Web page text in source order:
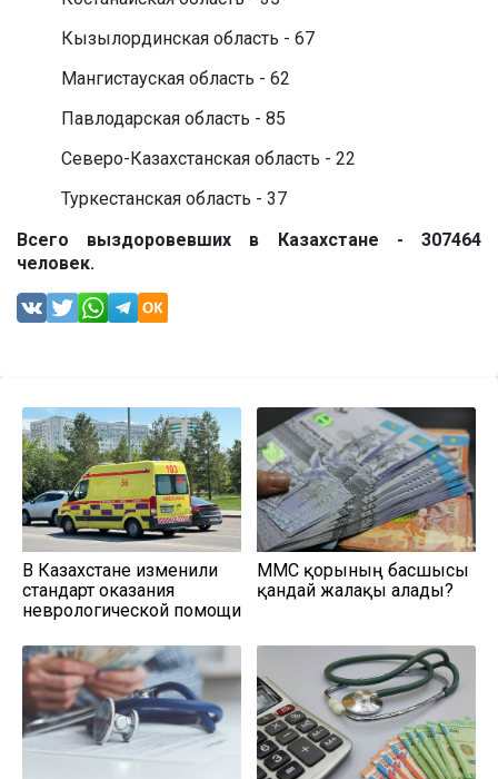
Кызылординская область - 67
Мангистауская область - 62
Павлодарская область - 85
Северо-Казахстанская область - 22
Туркестанская область - 37
Всего выздоровевших в Казахстане - 307464
человек.
В Казахстане изменили
стандарт оказания
неврологической помощи
МӘМС қорының басшысы
қандай жалақы алады?